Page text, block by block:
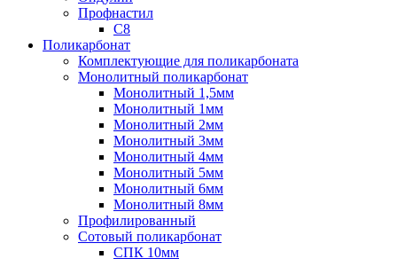
Профнастил
С8
Поликарбонат
Комплектующие для поликарбоната
Монолитный поликарбонат
Монолитный 1,5мм
Монолитный 1мм
Монолитный 2мм
Монолитный 3мм
Монолитный 4мм
Монолитный 5мм
Монолитный 6мм
Монолитный 8мм
Профилированный
Сотовый поликарбонат
СПК 10мм